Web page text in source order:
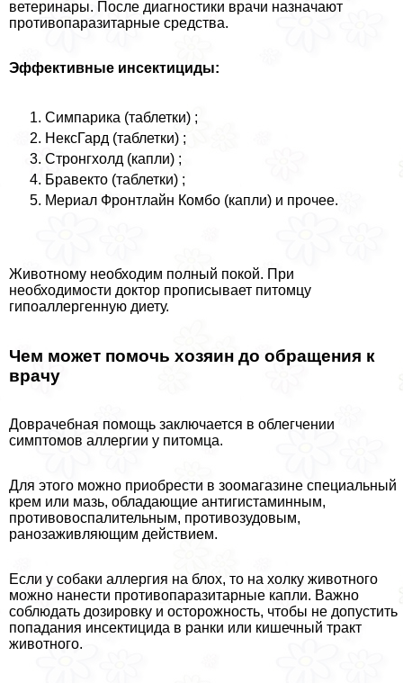
ветеринары. После диагностики врачи назначают
противопаразитарные средства.
Эффективные инсектициды:
Симпарика (таблетки) ;
НексГард (таблетки) ;
Стронгхолд (капли) ;
Бравекто (таблетки) ;
Мериал Фронтлайн Комбо (капли) и прочее.
Животному необходим полный покой. При
необходимости доктор прописывает питомцу
гипоаллергенную диету.
Чем может помочь хозяин до обращения к
врачу
Доврачебная помощь заключается в облегчении
симптомов аллергии у питомца.
Для этого можно приобрести в зоомагазине специальный
крем или мазь, обладающие антигистаминным,
противовоспалительным, противозудовым,
ранозаживляющим действием.
Если у собаки аллергия на блох, то на холку животного
можно нанести противопаразитарные капли. Важно
соблюдать дозировку и осторожность, чтобы не допустить
попадания инсектицида в ранки или кишечный тpaкт
животного.